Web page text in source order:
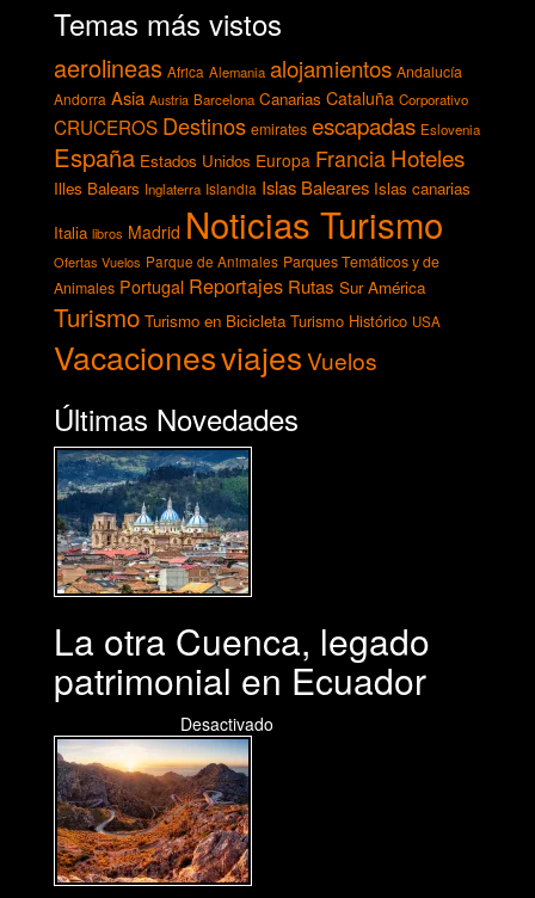
Temas más vistos
aerolineas Africa Alemania alojamientos Andalucía
Andorra Asia Austria Barcelona Canarias Cataluña Corporativo
CRUCEROS Destinos emirates escapadas Eslovenia
España Estados Unidos Europa Francia Hoteles
Illes Balears Inglaterra Islandia Islas Baleares Islas canarias
Italia libros Madrid Noticias Turismo
Ofertas Vuelos Parque de Animales Parques Temáticos y de
Animales Portugal Reportajes Rutas Sur América
Turismo Turismo en Bicicleta Turismo Histórico USA
VacacionesviajesVuelos
Últimas Novedades
La otra Cuenca, legado
patrimonial en Ecuador
Desactivado